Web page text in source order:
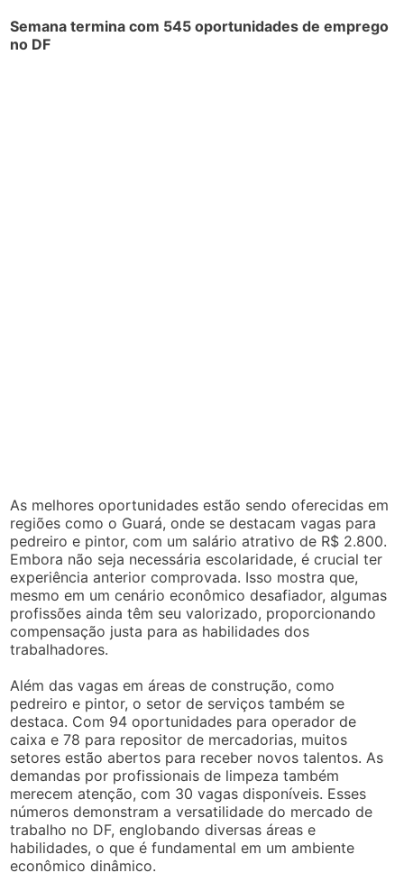
Semana termina com 545 oportunidades de emprego
no DF
As melhores oportunidades estão sendo oferecidas em
regiões como o Guará, onde se destacam vagas para
pedreiro e pintor, com um salário atrativo de R$ 2.800.
Embora não seja necessária escolaridade, é crucial ter
experiência anterior comprovada. Isso mostra que,
mesmo em um cenário econômico desafiador, algumas
profissões ainda têm seu valorizado, proporcionando
compensação justa para as habilidades dos
trabalhadores.
Além das vagas em áreas de construção, como
pedreiro e pintor, o setor de serviços também se
destaca. Com 94 oportunidades para operador de
caixa e 78 para repositor de mercadorias, muitos
setores estão abertos para receber novos talentos. As
demandas por profissionais de limpeza também
merecem atenção, com 30 vagas disponíveis. Esses
números demonstram a versatilidade do mercado de
trabalho no DF, englobando diversas áreas e
habilidades, o que é fundamental em um ambiente
econômico dinâmico.